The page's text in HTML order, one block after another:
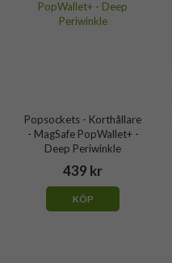
Popsockets - Korthållare
- MagSafe PopWallet+ -
Deep Periwinkle
439 kr
KÖP